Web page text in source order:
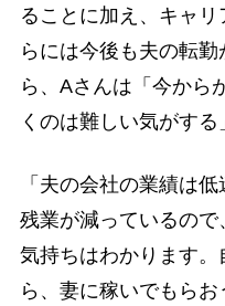
ることに加え、キャ
らには今後も夫の転
ら、Aさんは「今から
くのは難しい気がする
「夫の会社の業績は
残業が減っているの
気持ちはわかります
ら、妻に稼いでもら